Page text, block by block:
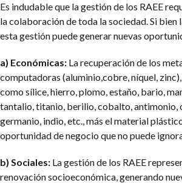
Es indudable que la gestión de los RAEE
la colaboración de toda la sociedad. Si bien
esta gestión puede generar nuevas
a) Económicas: La recuperación de los
computadoras (aluminio,cobre, níquel,
como sílice, hierro, plomo, estaño, bario,
tantalio, titanio, berilio, cobalto, antimonio,
germanio, indio, etc., más el material
oportunidad de negocio que no puede
b) Sociales: La gestión de los RAEE
renovación socioeconómica, generando